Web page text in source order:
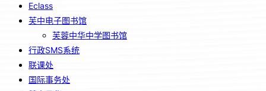
Eclass
芙中电子图书馆
芙蓉中华中学图书馆
行政SMS系统
联课处
国际事务处